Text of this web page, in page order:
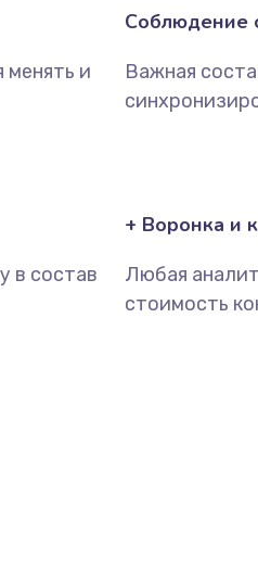
менять и
Соблюдение
Важная
в состав
+ Воронка и
Любая
стоимость